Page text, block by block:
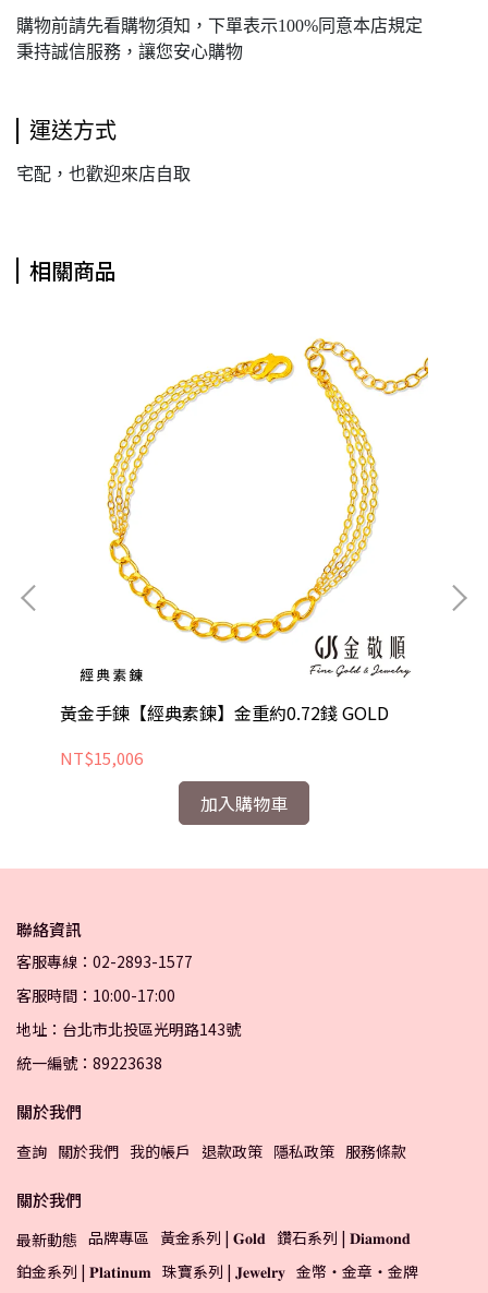
購物前請先看購物須知，下單表示100%同意本店規定
秉持誠信服務，讓您安心購物
運送方式
宅配，也歡迎來店自取
相關商品
黃金手鍊【經典素鍊】金重約0.72錢 GOLD
NT$15,006
加入購物車
聯絡資訊
客服專線：02-2893-1577
客服時間：10:00-17:00
地址：台北市北投區光明路143號
統一編號：89223638
關於我們
查詢 關於我們 我的帳戶 退款政策 隱私政策 服務條款
關於我們
最新動態 品牌專區 黃金系列 | 𝐆𝐨𝐥𝐝 鑽石系列 | 𝐃𝐢𝐚𝐦𝐨𝐧𝐝
鉑金系列 | 𝐏𝐥𝐚𝐭𝐢𝐧𝐮𝐦 珠寶系列 | 𝐉𝐞𝐰𝐞𝐥𝐫𝐲 金幣・金章・金牌